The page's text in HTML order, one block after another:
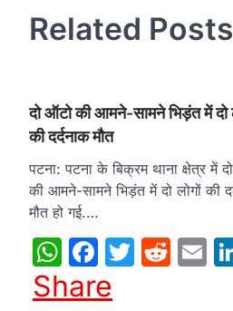
Related Posts
दो ऑटो की आमने-सामने भिड़ंत में दो
की दर्दनाक मौत
पटना: पटना के बिक्रम थाना क्षेत्र में
की आमने-सामने भिड़ंत में दो लोगों की
मौत हो गई.…
WhatsApp
Facebook
Twitter
Share